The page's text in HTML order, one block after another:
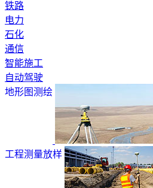
铁路
电力
石化
通信
智能施工
自动驾驶
地形图测绘
工程测量放样